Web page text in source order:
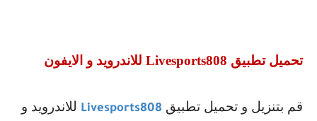
تحميل تطبيق Livesports808 للاندرويد و الايفون
قم بتنزيل و تحميل تطبيق Livesports808 للاندرويد و